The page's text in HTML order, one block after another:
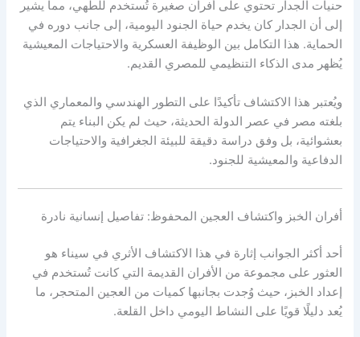
حنيات الجدار تحتوي على أفران صغيرة تُستخدم للطهي، مما يشير
إلى أن الجدار كان يخدم حياة الجنود اليومية، إلى جانب دوره في
الحماية. هذا التكامل بين الوظيفة العسكرية والاحتياجات المعيشية
يُظهر مدى الذكاء التنظيمي للمصري القديم.
ويُعتبر هذا الاكتشاف تأكيدًا على التطور الهندسي والمعماري الذي
بلغته مصر في عصر الدولة الحديثة، حيث لم يكن البناء يتم
بعشوائية، بل وفق دراسة دقيقة للبيئة الجغرافية والاحتياجات
الدفاعية والمعيشية للجنود.
أفران الخبز واكتشاف العجين المحفوظ: تفاصيل إنسانية نادرة
أحد أكثر الجوانب إثارة في هذا الاكتشاف الأثري في سيناء هو
العثور على مجموعة من الأفران القديمة التي كانت تُستخدم في
إعداد الخبز، حيث وُجدت بجانبها كميات من العجين المتحجر، ما
يُعد دليلًا قويًا على النشاط اليومي داخل القلعة.